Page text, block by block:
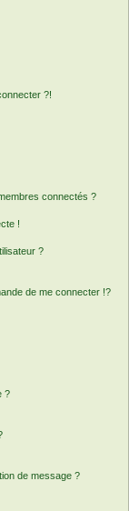
?!
connectés ?
!
?
de me connecter !?
?
de message ?